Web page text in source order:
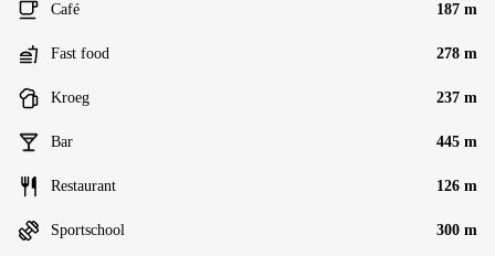
Café 187 m
Fast food 278 m
Kroeg 237 m
Bar 445 m
Restaurant 126 m
Sportschool 300 m